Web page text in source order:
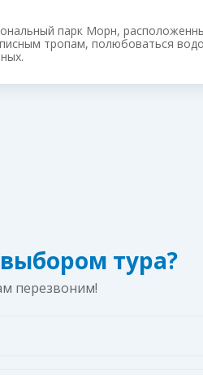
парк Морн,
тропам, полюбоваться
тура?
перезвоним!